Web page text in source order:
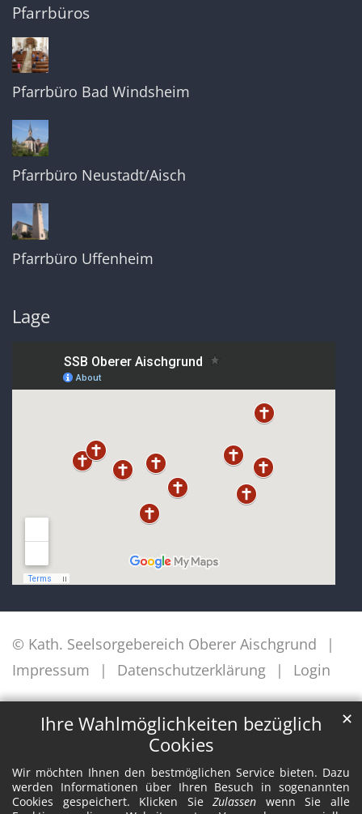
Ihre Wahlmöglichkeiten bezüglich
Cookies
Wir möchten Ihnen den bestmöglichen Service bieten. Dazu
werden Informationen über Ihren Besuch in sogenannten
Cookies gespeichert. Klicken SieZulassen wenn Sie alle
✕
Pfarrbüros
Pfarrbüro Bad Windsheim
Pfarrbüro Neustadt/Aisch
Pfarrbüro Uffenheim
Lage
© Kath. Seelsorgebereich Oberer Aischgrund
Impressum
Datenschutzerklärung Login